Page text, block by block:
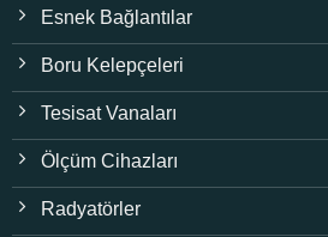
Esnek Bağlantılar
Boru Kelepçeleri
Tesisat Vanaları
Ölçüm Cihazları
Radyatörler